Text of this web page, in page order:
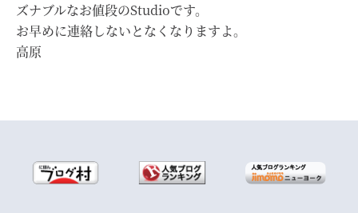
ズナブルなお値段のStudioです。
お早めに連絡しないとなくなりますよ。
高原